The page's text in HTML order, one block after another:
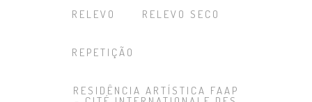
RELEVO RELEVO SECO
REPETIÇÃO
RESIDÊNCIA ARTÍSTICA FAAP